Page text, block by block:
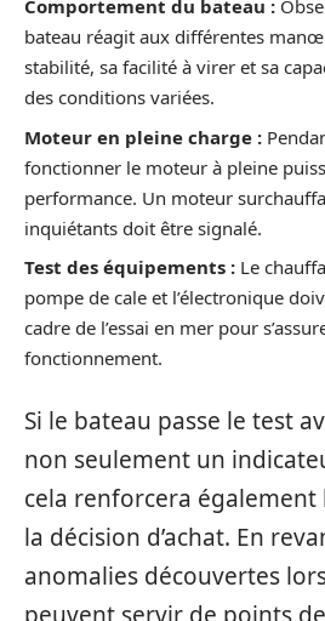
Comportement du bateau :
bateau réagit aux différentes
stabilité, sa facilité à virer et sa
des conditions variées.
Moteur en pleine charge :
fonctionner le moteur à pleine
performance. Un moteur
inquiétants doit être signalé.
Test des équipements : Le
pompe de cale et l’électronique
cadre de l’essai en mer pour
fonctionnement.
Si le bateau passe le test
non seulement un
cela renforcera également
la décision d’achat. En
anomalies découvertes lors
peuvent servir de points